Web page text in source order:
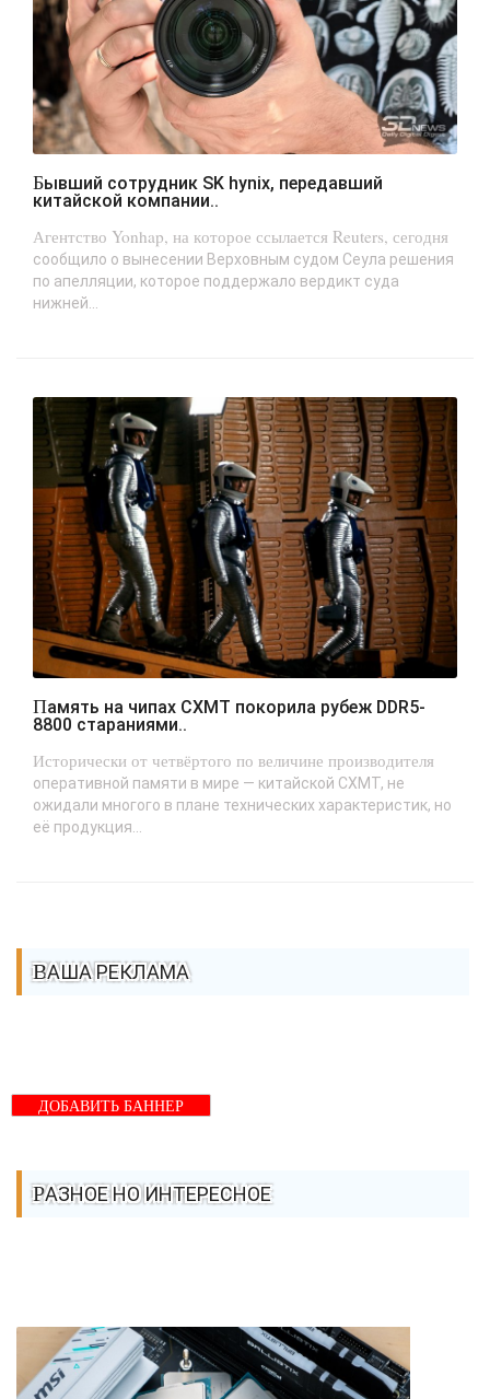
Бывший сотрудник SK hynix, передавший
китайской компании..
Агентство Yonhap, на которое ссылается Reuters, сегодня
сообщило о вынесении Верховным судом Сеула решения
по апелляции, которое поддержало вердикт суда
нижней...
Память на чипах CXMT покорила рубеж DDR5-
8800 стараниями..
Исторически от четвёртого по величине производителя
оперативной памяти в мире — китайской CXMT, не
ожидали многого в плане технических характеристик, но
её продукция...
ВАША РЕКЛАМА
ДОБАВИТЬ БАННЕР
РАЗНОЕ НО ИНТЕРЕСНОЕ